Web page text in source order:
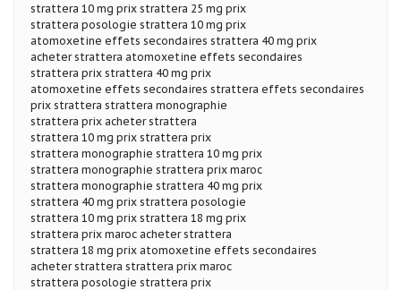
strattera 10 mg prix strattera 25 mg prix
strattera posologie strattera 10 mg prix
atomoxetine effets secondaires strattera 40 mg prix
acheter strattera atomoxetine effets secondaires
strattera prix strattera 40 mg prix
atomoxetine effets secondaires strattera effets secondaires
prix strattera strattera monographie
strattera prix acheter strattera
strattera 10 mg prix strattera prix
strattera monographie strattera 10 mg prix
strattera monographie strattera prix maroc
strattera monographie strattera 40 mg prix
strattera 40 mg prix strattera posologie
strattera 10 mg prix strattera 18 mg prix
strattera prix maroc acheter strattera
strattera 18 mg prix atomoxetine effets secondaires
acheter strattera strattera prix maroc
strattera posologie strattera prix